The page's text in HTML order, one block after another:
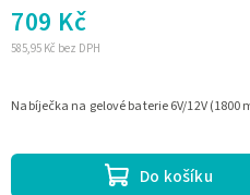
585,95 Kč bez DPH
709 Kč
Do košíku
Nabíječka na gelové baterie 6V/12V (1800